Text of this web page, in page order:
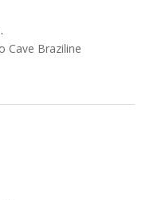
Cave Braziline